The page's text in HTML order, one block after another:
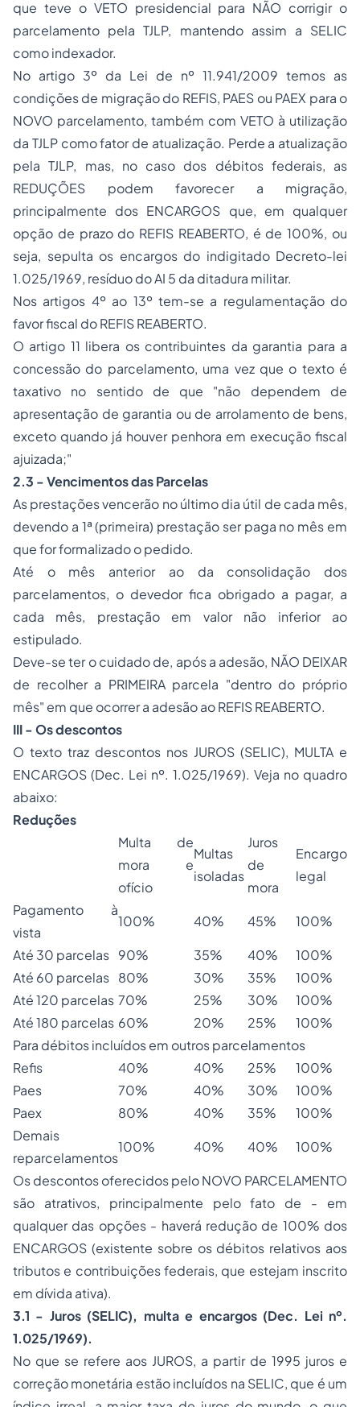
que teve o VETO presidencial para NÃO corrigir o
parcelamento pela TJLP, mantendo assim a SELIC
como indexador.
No artigo 3º da Lei de nº 11.941/2009 temos as
condições de migração do REFIS, PAES ou PAEX para o
NOVO parcelamento, também com VETO à utilização
da TJLP como fator de atualização. Perde a atualização
pela TJLP, mas, no caso dos débitos federais, as
REDUÇÕES podem favorecer a migração,
principalmente dos ENCARGOS que, em qualquer
opção de prazo do REFIS REABERTO, é de 100%, ou
seja, sepulta os encargos do indigitado Decreto-lei
1.025/1969, resíduo do AI 5 da ditadura militar.
Nos artigos 4º ao 13º tem-se a regulamentação do
favor fiscal do REFIS REABERTO.
O artigo 11 libera os contribuintes da garantia para a
concessão do parcelamento, uma vez que o texto é
taxativo no sentido de que "não dependem de
apresentação de garantia ou de arrolamento de bens,
exceto quando já houver penhora em execução fiscal
ajuizada;"
2.3 - Vencimentos das Parcelas
As prestações vencerão no último dia útil de cada mês,
devendo a 1ª (primeira) prestação ser paga no mês em
que for formalizado o pedido.
Até o mês anterior ao da consolidação dos
parcelamentos, o devedor fica obrigado a pagar, a
cada mês, prestação em valor não inferior ao
estipulado.
Deve-se ter o cuidado de, após a adesão, NÃO DEIXAR
de recolher a PRIMEIRA parcela "dentro do próprio
mês" em que ocorrer a adesão ao REFIS REABERTO.
III - Os descontos
O texto traz descontos nos JUROS (SELIC), MULTA e
ENCARGOS (Dec. Lei nº. 1.025/1969). Veja no quadro
abaixo:
Reduções
Multa de
mora e
ofício
Multas
isoladas
Juros
de
mora
Encargo
legal
Pagamento à
vista
100% 40% 45%
100%
Até 30 parcelas 90% 35% 40%
100%
Até 60 parcelas 80% 30% 35%
100%
Até 120 parcelas 70% 25% 30%
100%
Até 180 parcelas 60% 20% 25%
100%
Para débitos incluídos em outros parcelamentos
Refis
40% 40% 25%
100%
Paes
70% 40% 30%
100%
Paex
80% 40% 35%
100%
Demais
reparcelamentos
100% 40% 40%
100%
Os descontos oferecidos pelo NOVO PARCELAMENTO
são atrativos, principalmente pelo fato de - em
qualquer das opções - haverá redução de 100% dos
ENCARGOS (existente sobre os débitos relativos aos
tributos e contribuições federais, que estejam inscrito
em dívida ativa).
3.1 - Juros (SELIC), multa e encargos (Dec. Lei nº.
1.025/1969).
No que se refere aos JUROS, a partir de 1995 juros e
correção monetária estão incluídos na SELIC, que é um